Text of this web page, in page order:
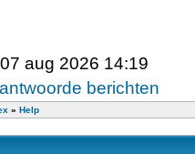
aug 2026 14:19
berichten
» Help